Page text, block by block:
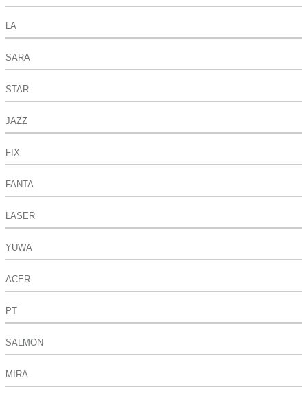
LA
SARA
STAR
JAZZ
FIX
FANTA
LASER
YUWA
ACER
PT
SALMON
MIRA